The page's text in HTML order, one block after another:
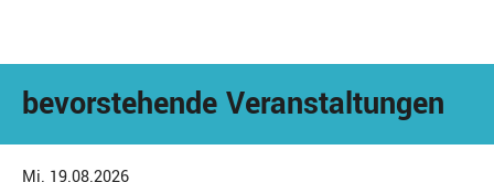
bevorstehende Veranstaltungen
Mi. 19.08.2026